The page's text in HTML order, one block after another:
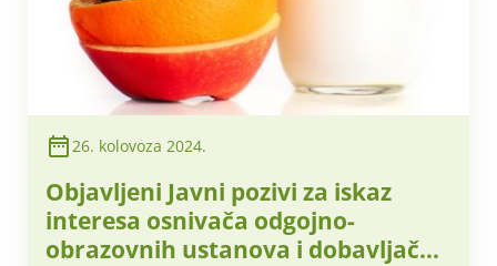
26. kolovoza 2024.
Objavljeni Javni pozivi za iskaz
interesa osnivača odgojno-
obrazovnih ustanova i dobavljača